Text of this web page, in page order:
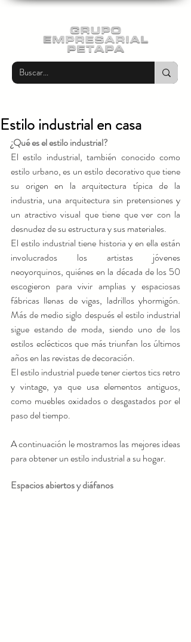
Estilo industrial en casa
¿Qué es el estilo industrial?
El estilo industrial, también conocido como
estilo urbano, es un estilo decorativo que tiene
su origen en la arquitectura típica de la
industria, una arquitectura sin pretensiones y
un atractivo visual que tiene que ver con la
desnudez de su estructura y sus materiales.
El estilo industrial tiene historia y en ella están
involucrados los artistas jóvenes
neoyorquinos, quiénes en la década de los 50
escogieron para vivir amplias y espaciosas
fábricas llenas de vigas, ladrillos yhormigón.
Más de medio siglo después el estilo industrial
sigue estando de moda, siendo uno de los
estilos eclécticos que más triunfan los últimos
años en las revistas de decoración.
El estilo industrial puede tener ciertos tics retro
y vintage, ya que usa elementos antiguos,
como muebles oxidados o desgastados por el
paso del tiempo.
A continuación le mostramos las mejores ideas
para obtener un estilo industrial a su hogar.
Espacios abiertos y diáfanos